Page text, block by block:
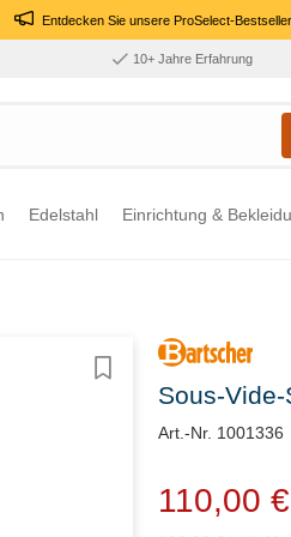
Entdecken Sie unsere ProSelect-
10+ Jahre Erfahrung
Edelstahl Einrichtung &
Sous-
Art.-Nr. 1001336
110,00 €